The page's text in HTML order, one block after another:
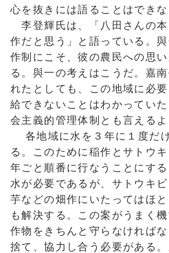
心を抜きには語ることはできな
李登輝氏は、「八田さんの
作だと思う」と語っている。
作制にこそ、彼の農民への思
る。與一の考えはこうだ。嘉
れたとしても、この地域に必
給できないことはわかってい
会主義的管理体制とも言える
各地域に水を３年に１度だ
る。このために稲作とサトウ
年ごと順番に行なうことにす
水が必要であるが、サトウキ
芋などの畑作にいたってはほ
も解決する。この案がうまく
作物をきちんと守らなければ
捨て、協力し合う必要がある